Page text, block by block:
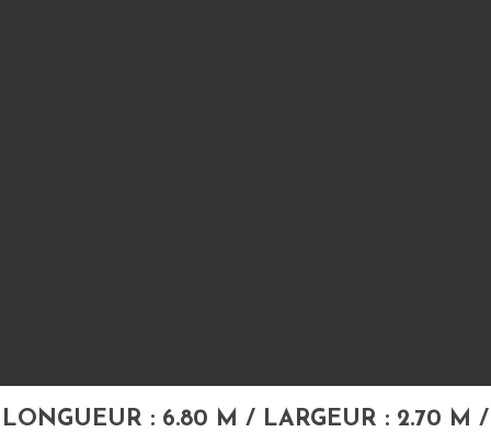
LONGUEUR : 6.80 M / LARGEUR : 2.70 M /